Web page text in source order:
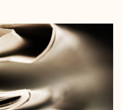
gelten
neue
Formulare
(Pressemeldung
des
BMJV)